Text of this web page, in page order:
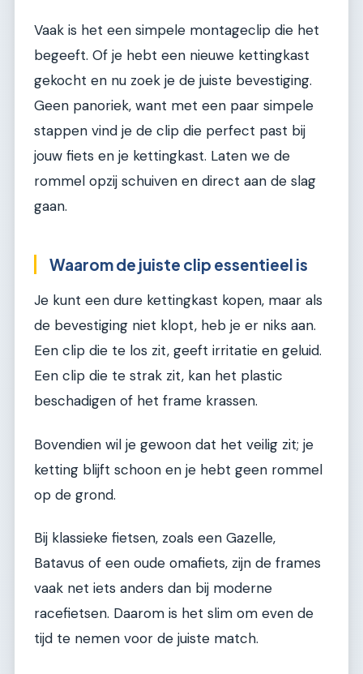
Vaak is het een simpele montageclip die het
begeeft. Of je hebt een nieuwe kettingkast
gekocht en nu zoek je de juiste bevestiging.
Geen panoriek, want met een paar simpele
stappen vind je de clip die perfect past bij
jouw fiets en je kettingkast. Laten we de
rommel opzij schuiven en direct aan de slag
gaan.
Waarom de juiste clip essentieel is
Je kunt een dure kettingkast kopen, maar als
de bevestiging niet klopt, heb je er niks aan.
Een clip die te los zit, geeft irritatie en geluid.
Een clip die te strak zit, kan het plastic
beschadigen of het frame krassen.
Bovendien wil je gewoon dat het veilig zit; je
ketting blijft schoon en je hebt geen rommel
op de grond.
Bij klassieke fietsen, zoals een Gazelle,
Batavus of een oude omafiets, zijn de frames
vaak net iets anders dan bij moderne
racefietsen. Daarom is het slim om even de
tijd te nemen voor de juiste match.